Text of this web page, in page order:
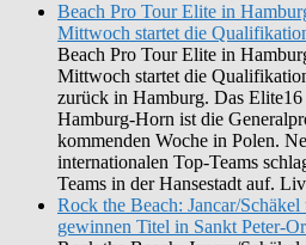
Beach Pro Tour Elite in
Mittwoch startet die
Beach Pro Tour Elite in
Mittwoch startet die
zurück in Hamburg. Das
Hamburg-Horn ist die
kommenden Woche in Polen.
internationalen Top-Teams
Teams in der Hansestadt auf.
Rock the Beach: Jancar/
gewinnen Titel in Sankt Peter-